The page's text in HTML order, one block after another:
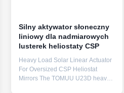
Silny aktywator słoneczny
liniowy dla nadmiarowych
lusterek heliostaty CSP
Heavy Load Solar Linear Actuator
For Oversized CSP Heliostat
Mirrors The TOMUU U23D heavy-